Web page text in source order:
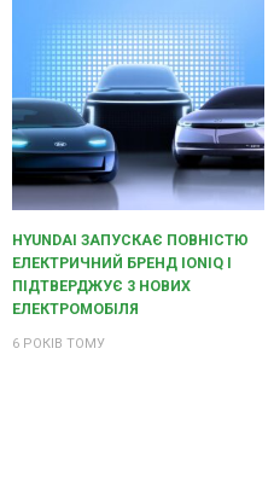
HYUNDAI ЗАПУСКАЄ ПОВНІСТЮ
ЕЛЕКТРИЧНИЙ БРЕНД IONIQ І
ПІДТВЕРДЖУЄ 3 НОВИХ
ЕЛЕКТРОМОБІЛЯ
6 РОКІВ ТОМУ